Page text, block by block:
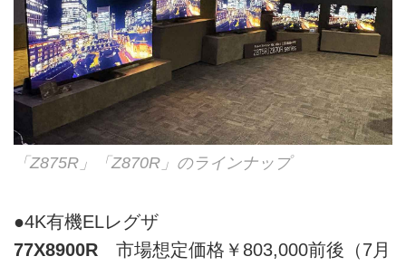
「Z875R」「Z870R」のラインナップ
●4K有機ELレグザ
77X8900R 市場想定価格￥803,000前後（7月